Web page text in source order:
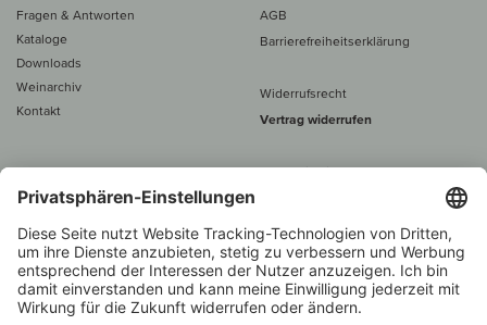
Fragen & Antworten
Kataloge
Downloads
Weinarchiv
Kontakt
AGB
Barrierefreiheitserklärung
Widerrufsrecht
Vertrag widerrufen
Alle Preise inkl. MwSt., zzgl. 5 €
60 € versand­kosten­